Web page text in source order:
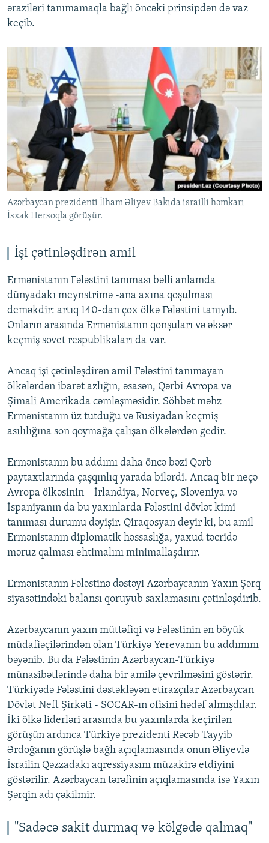
əraziləri tanımamaqla bağlı öncəki prinsipdən də vaz
keçib.
Azərbaycan prezidenti İlham Əliyev Bakıda israilli həmkarı
İsxak Hersoqla görüşür.
İşi çətinləşdirən amil
Ermənistanın Fələstini tanıması bəlli anlamda
dünyadakı meynstrimə -ana axına qoşulması
deməkdir: artıq 140-dan çox ölkə Fələstini tanıyıb.
Onların arasında Ermənistanın qonşuları və əksər
keçmiş sovet respublikaları da var.
Ancaq işi çətinləşdirən amil Fələstini tanımayan
ölkələrdən ibarət azlığın, əsasən, Qərbi Avropa və
Şimali Amerikada cəmləşməsidir. Söhbət məhz
Ermənistanın üz tutduğu və Rusiyadan keçmiş
asılılığına son qoymağa çalışan ölkələrdən gedir.
Ermənistanın bu addımı daha öncə bəzi Qərb
paytaxtlarında çaşqınlıq yarada bilərdi. Ancaq bir neçə
Avropa ölkəsinin – İrlandiya, Norveç, Sloveniya və
İspaniyanın da bu yaxınlarda Fələstini dövlət kimi
tanıması durumu dəyişir. Qiraqosyan deyir ki, bu amil
Ermənistanın diplomatik həssaslığa, yaxud təcridə
məruz qalması ehtimalını minimallaşdırır.
Ermənistanın Fələstinə dəstəyi Azərbaycanın Yaxın Şərq
siyasətindəki balansı qoruyub saxlamasını çətinləşdirib.
Azərbaycanın yaxın müttəfiqi və Fələstinin ən böyük
müdafiəçilərindən olan Türkiyə Yerevanın bu addımını
bəyənib. Bu da Fələstinin Azərbaycan-Türkiyə
münasibətlərində daha bir amilə çevrilməsini göstərir.
Türkiyədə Fələstini dəstəkləyən etirazçılar Azərbaycan
Dövlət Neft Şirkəti - SOCAR-ın ofisini hədəf almışdılar.
İki ölkə liderləri arasında bu yaxınlarda keçirilən
görüşün ardınca Türkiyə prezidenti Rəcəb Tayyib
Ərdoğanın görüşlə bağlı açıqlamasında onun Əliyevlə
İsrailin Qəzzadakı aqressiyasını müzakirə etdiyini
göstərilir. Azərbaycan tərəfinin açıqlamasında isə Yaxın
Şərqin adı çəkilmir.
"Sadəcə sakit durmaq və kölgədə qalmaq"